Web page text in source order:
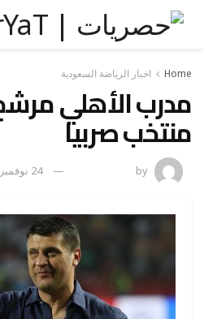
Home اخبار الرياضة السعودية
مدرب الأهلي
منتخب صربيا
by 24 نوفمبر، 2020